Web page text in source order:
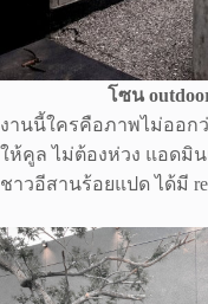
โซน
งานนี้ใครคือภาพไม่ออกว่
ให้คูล ไม่ต้องห่วง แอดมิ
ชาวอีสานร้อยแปด ได้มี